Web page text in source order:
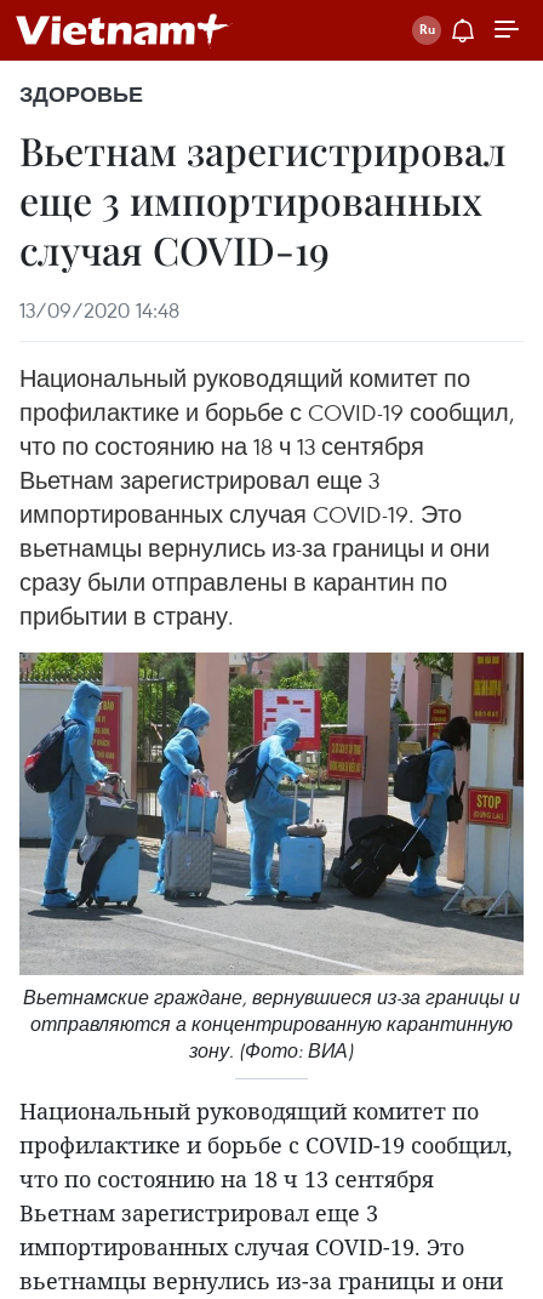
ЗДОРОВЬЕ
Вьетнам зарегистрировал
еще 3 импортированных
случая COVID-19
13/09/2020 14:48
Национальный руководящий комитет по
профилактике и борьбе с COVID-19 сообщил,
что по состоянию на 18 ч 13 сентября
Вьетнам зарегистрировал еще 3
импортированных случая COVID-19. Это
вьетнамцы вернулись из-за границы и они
сразу были отправлены в карантин по
прибытии в страну.
Вьетнамские граждане, вернувшиеся из-за границы и
отправляются а концентрированную карантинную
зону. (Фото: ВИА)
Национальный руководящий комитет по
профилактике и борьбе с COVID-19 сообщил,
что по состоянию на 18 ч 13 сентября
Вьетнам зарегистрировал еще 3
импортированных случая COVID-19. Это
вьетнамцы вернулись из-за границы и они